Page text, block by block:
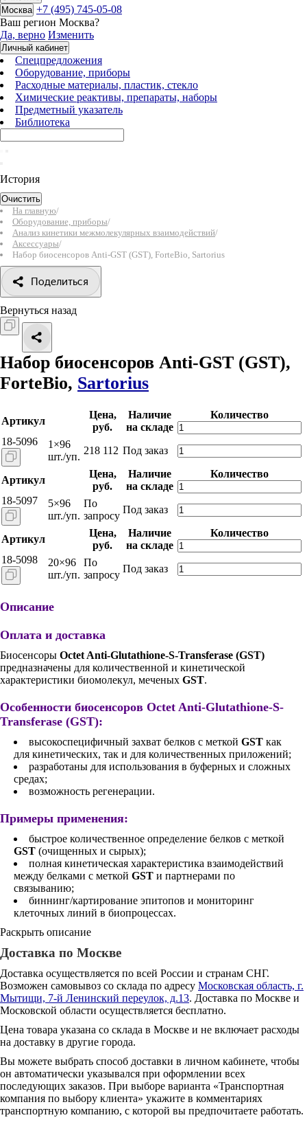
Москва +7 (495) 745-05-08
Ваш регион Москва?
Да, верно Изменить
Личный кабинет
Спецпредложения
Оборудование, приборы
Расходные материалы, пластик, стекло
Химические реактивы, препараты, наборы
Предметный указатель
Библиотека
История
Очистить
На главную/
Оборудование, приборы/
Анализ кинетики межмолекулярных взаимодействий/
Аксессуары/
Набор биосенсоров Anti-GST (GST), ForteBio, Sartorius
Поделиться
Вернуться назад
Набор биосенсоров Anti-GST (GST),
ForteBio, Sartorius
Артикул
Цена,
руб.
Наличие
на складе
Количество
18-5096
1×96
шт./уп.
218 112 Под заказ
Артикул
Цена,
руб.
Наличие
на складе
Количество
18-5097
5×96
шт./уп.
По
запросу
Под заказ
Артикул
Цена,
руб.
Наличие
на складе
Количество
18-5098
20×96
шт./уп.
По
запросу
Под заказ
Описание
Оплата и доставка
Биосенсоры Octet Anti-Glutathione-S-Transferase (GST)
предназначены для количественной и кинетической
характеристики биомолекул, меченых GST.
Особенности биосенсоров Octet Anti-Glutathione-S-
Transferase (GST):
высокоспецифичный захват белков с меткой GST как
для кинетических, так и для количественных приложений;
разработаны для использования в буферных и сложных
средах;
возможность регенерации.
Примеры применения:
быстрое количественное определение белков с меткой
GST (очищенных и сырых);
полная кинетическая характеристика взаимодействий
между белками с меткой GST и партнерами по
связыванию;
биннинг/картирование эпитопов и мониторинг
клеточных линий в биопроцессах.
Раскрыть описание
Доставка по Москве
Доставка осуществляется по всей России и странам СНГ.
Возможен самовывоз со склада по адресу Московская область, г.
Мытищи, 7-й Ленинский переулок, д.13. Доставка по Москве и
Московской области осуществляется бесплатно.
Цена товара указана со склада в Москве и не включает расходы
на доставку в другие города.
Вы можете выбрать способ доставки в личном кабинете, чтобы
он автоматически указывался при оформлении всех
последующих заказов. При выборе варианта «Транспортная
компания по выбору клиента» укажите в комментариях
транспортную компанию, с которой вы предпочитаете работать.